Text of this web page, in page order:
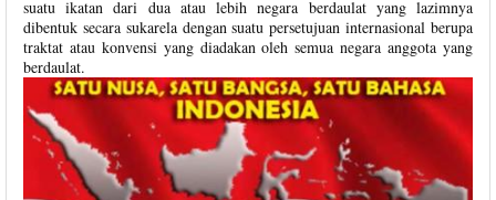
suatu ikatan dari dua atau lebih negara berdaulat yang lazimnya
dibentuk secara sukarela dengan suatu persetujuan internasional berupa
traktat atau konvensi yang diadakan oleh semua negara anggota yang
berdaulat.